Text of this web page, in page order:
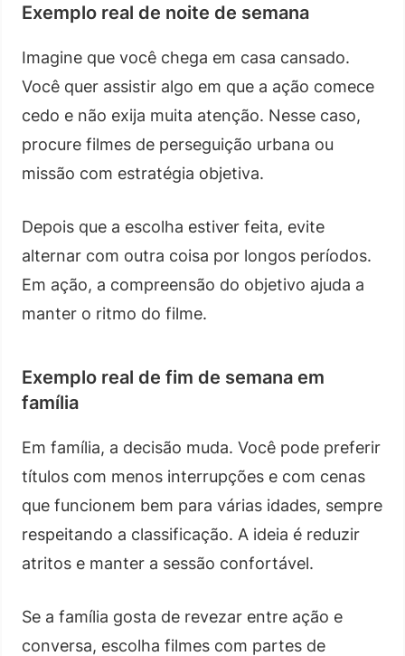
Exemplo real de noite de semana
Imagine que você chega em casa cansado.
Você quer assistir algo em que a ação comece
cedo e não exija muita atenção. Nesse caso,
procure filmes de perseguição urbana ou
missão com estratégia objetiva.
Depois que a escolha estiver feita, evite
alternar com outra coisa por longos períodos.
Em ação, a compreensão do objetivo ajuda a
manter o ritmo do filme.
Exemplo real de fim de semana em
família
Em família, a decisão muda. Você pode preferir
títulos com menos interrupções e com cenas
que funcionem bem para várias idades, sempre
respeitando a classificação. A ideia é reduzir
atritos e manter a sessão confortável.
Se a família gosta de revezar entre ação e
conversa, escolha filmes com partes de